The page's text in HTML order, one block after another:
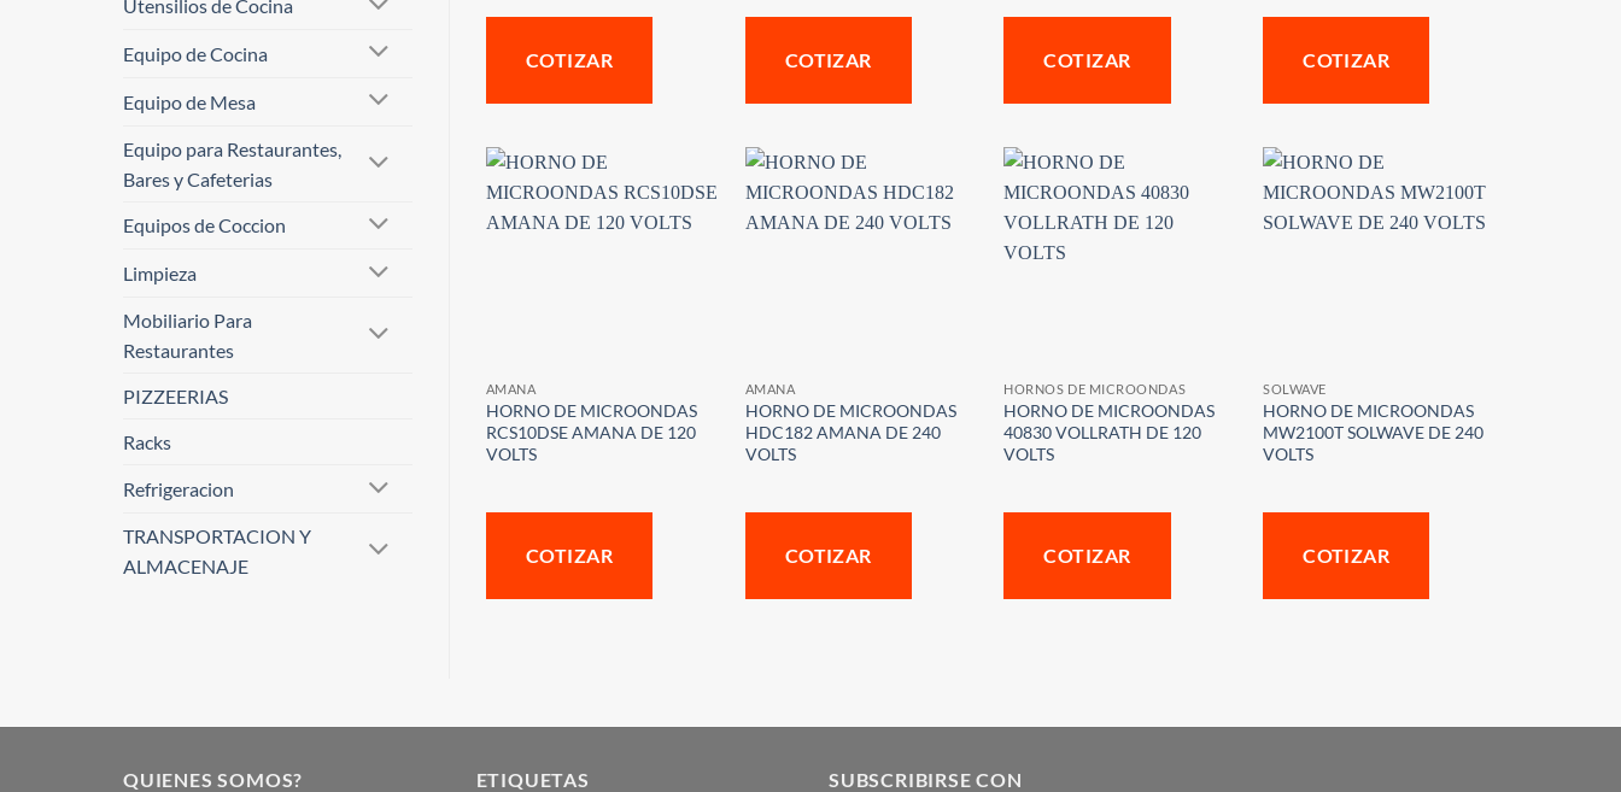
Utensilios de Cocina
Equipo de Cocina
Equipo de Mesa
Equipo para Restaurantes,
Bares y Cafeterias
Equipos de Coccion
Limpieza
Mobiliario Para
Restaurantes
PIZZEERIAS
Racks
Refrigeracion
TRANSPORTACION Y
ALMACENAJE
COTIZAR COTIZAR COTIZAR COTIZAR
AMANA
HORNO DE MICROONDAS
RCS10DSE AMANA DE 120
VOLTS
COTIZAR
AMANA
HORNO DE MICROONDAS
HDC182 AMANA DE 240
VOLTS
COTIZAR
HORNOS DE MICROONDAS
HORNO DE MICROONDAS
40830 VOLLRATH DE 120
VOLTS
COTIZAR
SOLWAVE
HORNO DE MICROONDAS
MW2100T SOLWAVE DE 240
VOLTS
COTIZAR
QUIENES SOMOS? ETIQUETAS SUBSCRIBIRSE CON